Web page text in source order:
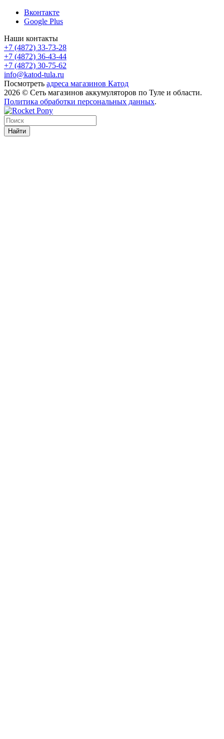
Вконтакте
Google Plus
Наши контакты
+7 (4872) 33-73-28
+7 (4872) 36-43-44
+7 (4872) 30-75-62
info@katod-tula.ru
Посмотреть адреса магазинов Катод
2026 © Сеть магазинов аккумуляторов по Туле и области.
Политика обработки персональных данных.
Найти